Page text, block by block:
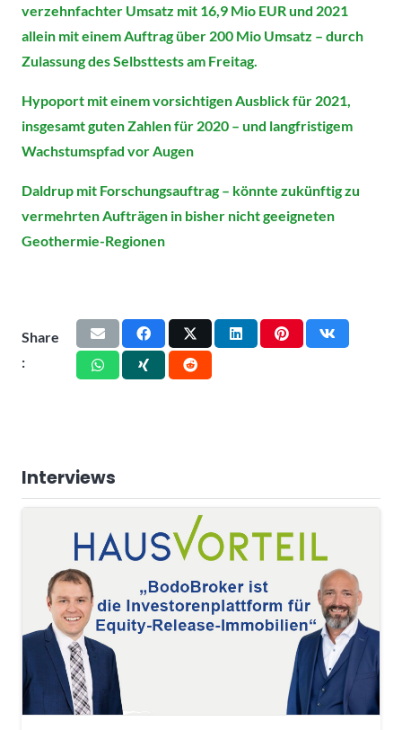
verzehnfachter Umsatz mit 16,9 Mio EUR und 2021
allein mit einem Auftrag über 200 Mio Umsatz – durch
Zulassung des Selbsttests am Freitag.
Hypoport mit einem vorsichtigen Ausblick für 2021,
insgesamt guten Zahlen für 2020 – und langfristigem
Wachstumspfad vor Augen
Daldrup mit Forschungsauftrag – könnte zukünftig zu
vermehrten Aufträgen in bisher nicht geeigneten
Geothermie-Regionen
Share
:
Interviews